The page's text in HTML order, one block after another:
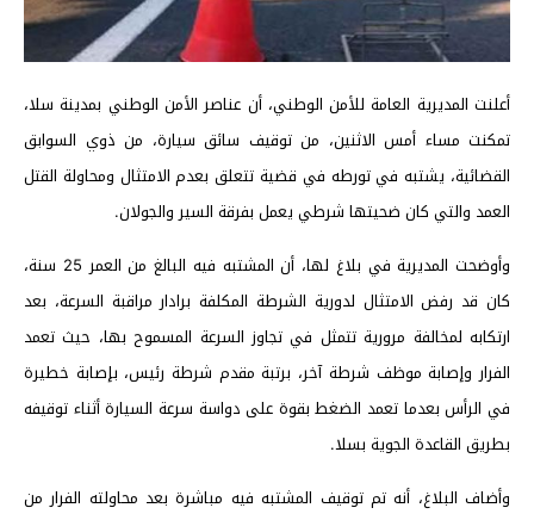
أعلنت المديرية العامة للأمن الوطني، أن عناصر الأمن الوطني بمدينة سلا،
تمكنت مساء أمس الاثنين، من توقيف سائق سيارة، من ذوي السوابق
القضائية، يشتبه في تورطه في قضية تتعلق بعدم الامتثال ومحاولة القتل
العمد والتي كان ضحيتها شرطي يعمل بفرقة السير والجولان.
وأوضحت المديرية في بلاغ لها، أن المشتبه فيه البالغ من العمر 25 سنة،
كان قد رفض الامتثال لدورية الشرطة المكلفة برادار مراقبة السرعة، بعد
ارتكابه لمخالفة مرورية تتمثل في تجاوز السرعة المسموح بها، حيث تعمد
الفرار وإصابة موظف شرطة آخر، برتبة مقدم شرطة رئيس، بإصابة خطيرة
في الرأس بعدما تعمد الضغط بقوة على دواسة سرعة السيارة أثناء توقيفه
بطريق القاعدة الجوية بسلا.
وأضاف البلاغ، أنه تم توقيف المشتبه فيه مباشرة بعد محاولته الفرار من